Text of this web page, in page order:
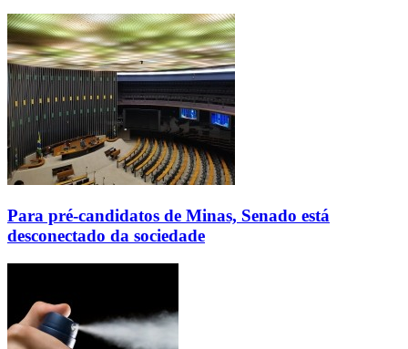
Para pré-candidatos de Minas, Senado está
desconectado da sociedade